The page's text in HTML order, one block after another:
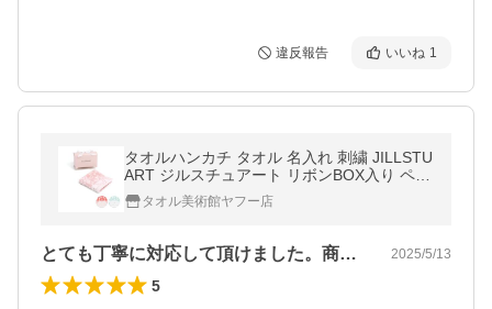
違反報告 いいね 1
タオルハンカチ タオル 名入れ 刺繍 JILLSTU
ART ジルスチュアート リボンBOX入り ペル
レブーケ ギフト プレゼント タオル美術館 公
式 のし対応 記念品 父の日
タオル美術館ヤフー店
とても丁寧に対応して頂けました。商品も… 2025/5/13
5